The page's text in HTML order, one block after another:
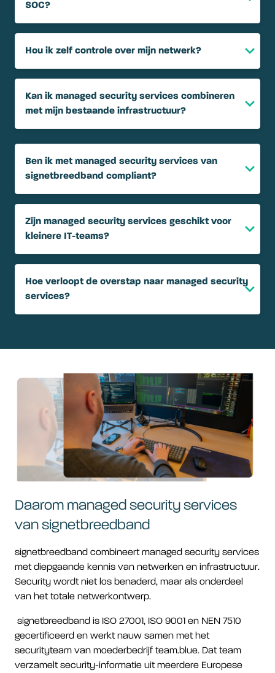
SOC?
Hou ik zelf controle over mijn netwerk?
Kan ik managed security services combineren
met mijn bestaande infrastructuur?
Ben ik met managed security services van
signetbreedband compliant?
Zijn managed security services geschikt voor
kleinere IT-teams?
Hoe verloopt de overstap naar managed security
services?
Daarom managed security services
van signetbreedband
signetbreedband combineert managed security services
met diepgaande kennis van netwerken en infrastructuur.
Security wordt niet los benaderd, maar als onderdeel
van het totale netwerkontwerp.
signetbreedband is ISO 27001, ISO 9001 en NEN 7510
gecertificeerd en werkt nauw samen met het
securityteam van moederbedrijf team.blue. Dat team
verzamelt security-informatie uit meerdere Europese